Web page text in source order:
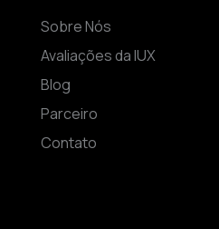
Sobre Nós
Avaliações da IUX
Blog
Parceiro
Contato